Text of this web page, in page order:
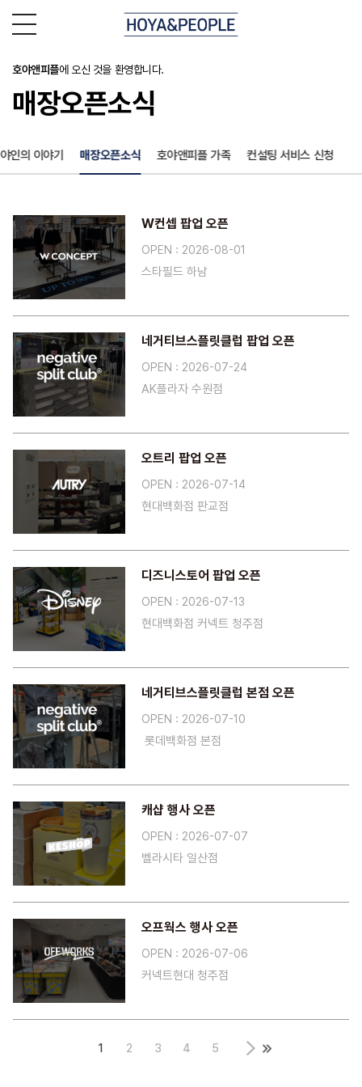
호야앤피플에 오신 것을 환영합니다.
매장오픈소식
인의 이야기 매장오픈소식 호야앤피플 가족 컨설팅 서비스 신청
W컨셉 팝업 오픈
OPEN : 2026-08-01
스타필드 하남
네거티브스플릿클럽 팝업 오픈
OPEN : 2026-07-24
AK플라자 수원점
오트리 팝업 오픈
OPEN : 2026-07-14
현대백화점 판교점
디즈니스토어 팝업 오픈
OPEN : 2026-07-13
현대백화점 커넥트 청주점
네거티브스플릿클럽 본점 오픈
OPEN : 2026-07-10
롯데백화점 본점
캐샵 행사 오픈
OPEN : 2026-07-07
벨라시타 일산점
오프웍스 행사 오픈
OPEN : 2026-07-06
커넥트현대 청주점
1 2 3 4 5